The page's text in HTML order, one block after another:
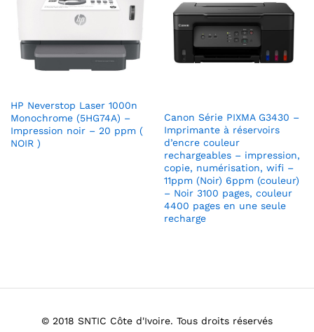
HP Neverstop Laser 1000n
Monochrome (5HG74A) –
Impression noir – 20 ppm (
NOIR )
Canon Série PIXMA G3430 –
Imprimante à réservoirs
d’encre couleur
rechargeables – impression,
copie, numérisation, wifi –
11ppm (Noir) 6ppm (couleur)
– Noir 3100 pages, couleur
4400 pages en une seule
recharge
© 2018 SNTIC Côte d'Ivoire. Tous droits réservés